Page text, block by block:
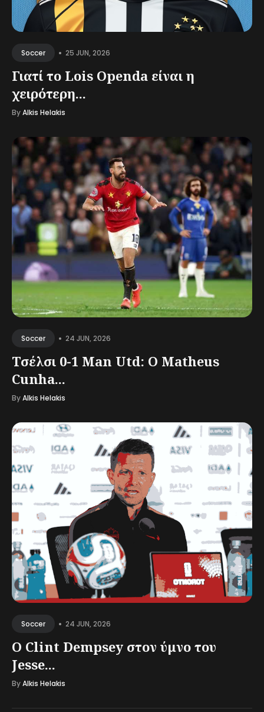
Soccer • 25 JUN, 2026
Γιατί το Lois Openda είναι η
χειρότερη...
ByAlkis Helakis
Soccer • 24 JUN, 2026
Τσέλσι 0-1 Man Utd: Ο Matheus
Cunha...
ByAlkis Helakis
Soccer • 24 JUN, 2026
Ο Clint Dempsey στον ύμνο του
Jesse...
ByAlkis Helakis